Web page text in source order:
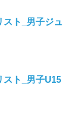
ト_男子ジュ
ト_男子U15